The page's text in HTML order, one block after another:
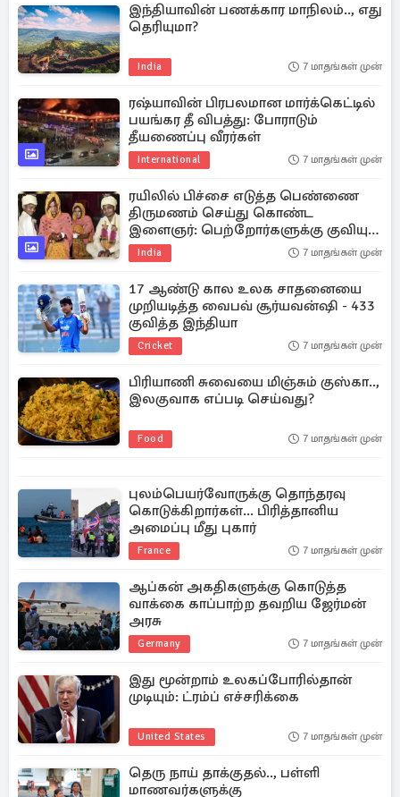
இந்தியாவின் பணக்கார மாநிலம்.., எது
தெரியுமா?
India 7 மாதங்கள் முன்
ரஷ்யாவின் பிரபலமான மார்க்கெட்டில்
பயங்கர தீ விபத்து: போராடும்
தீயணைப்பு வீரர்கள்
International 7 மாதங்கள் முன்
ரயிலில் பிச்சை எடுத்த பெண்ணை
திருமணம் செய்து கொண்ட
இளைஞர்: பெற்றோர்களுக்கு குவியும்
பாராட்டு
India 7 மாதங்கள் முன்
17 ஆண்டு கால உலக சாதனையை
முறியடித்த வைபவ் சூர்யவன்ஷி - 433
குவித்த இந்தியா
Cricket 7 மாதங்கள் முன்
பிரியாணி சுவையை மிஞ்சும் குஸ்கா..,
இலகுவாக எப்படி செய்வது?
Food 7 மாதங்கள் முன்
புலம்பெயர்வோருக்கு தொந்தரவு
கொடுக்கிறார்கள்... பிரித்தானிய
அமைப்பு மீது புகார்
France 7 மாதங்கள் முன்
ஆப்கன் அகதிகளுக்கு கொடுத்த
வாக்கை காப்பாற்ற தவறிய ஜேர்மன்
அரசு
Germany 7 மாதங்கள் முன்
இது மூன்றாம் உலகப்போரில்தான்
முடியும்: ட்ரம்ப் எச்சரிக்கை
United States 7 மாதங்கள் முன்
தெரு நாய் தாக்குதல்.., பள்ளி
மாணவர்களுக்கு